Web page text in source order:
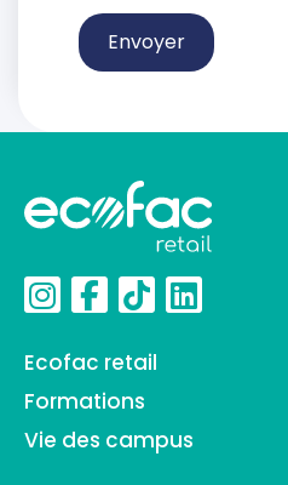
Envoyer
Ecofac retail
Formations
Vie des campus